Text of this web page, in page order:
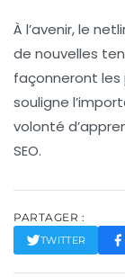
À l’avenir, le
de nouvelles
façonneront
souligne
volonté
SEO.
PARTAGER :
TWITTER